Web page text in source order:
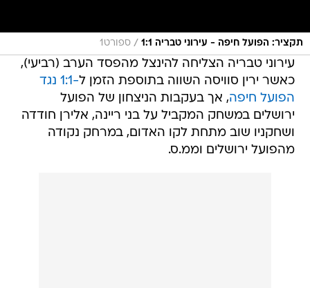
תקציר: הפועל חיפה - עירוני טבריה 1:1 / ספורט1
עירוני טבריה הצליחה להינצל מהפסד הערב (רביעי),
כאשר ירין סוויסה השווה בתוספת הזמן ל
-1:1 נגד
הפועל חיפה, אך בעקבות הניצחון של הפועל
ירושלים במשחק המקביל על בני ריינה, אלירן חודדה
ושחקניו שוב מתחת לקו האדום, במרחק נקודה
מהפועל ירושלים וממ.ס.